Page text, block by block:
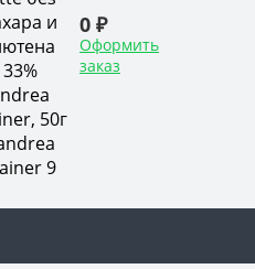
0 ₽
Оформить
заказ